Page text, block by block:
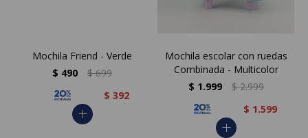
Mochila Friend - Verde
$ 490 $ 699
$ 392
add
Mochila escolar con ruedas
Combinada - Multicolor
$ 1.999 $ 2.999
$ 1.599
add